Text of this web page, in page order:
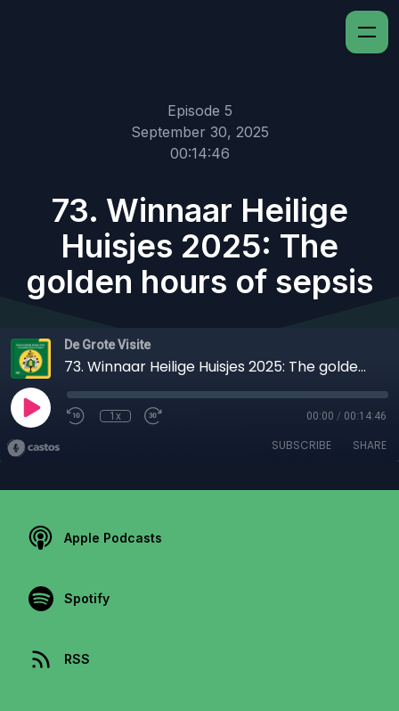
Episode 5
September 30, 2025
00:14:46
73. Winnaar Heilige
Huisjes 2025: The
golden hours of sepsis
De Grote Visite
73. Winnaar Heilige Huisjes 2025: The golden hours of sepsis
1x 00:00 / 00:14:46
SUBSCRIBE SHARE
Apple Podcasts
Spotify
RSS